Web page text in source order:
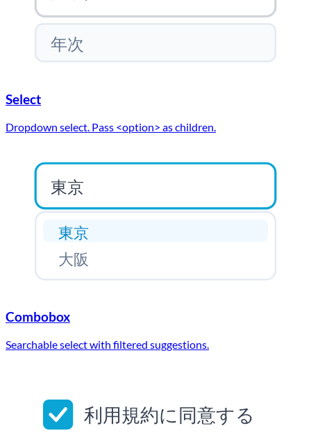
年次
Select
Dropdown select. Pass <option> as children.
東京
東京
大阪
Combobox
Searchable select with filtered suggestions.
利用規約に同意する